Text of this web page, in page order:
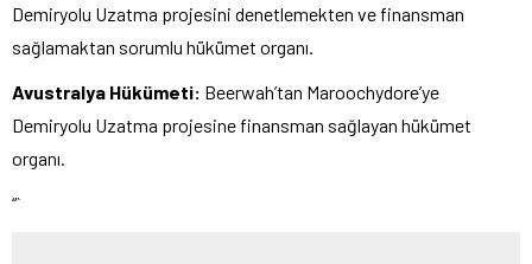
Demiryolu Uzatma projesini denetlemekten ve finansman
sağlamaktan sorumlu hükümet organı.
Avustralya Hükümeti: Beerwah’tan Maroochydore’ye
Demiryolu Uzatma projesine finansman sağlayan hükümet
organı.
“`